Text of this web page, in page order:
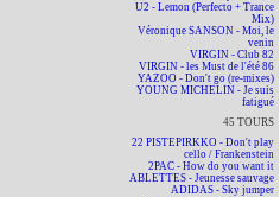
U2 - Lemon (Perfecto + Trance
Mix)
Véronique SANSON - Moi, le
venin
VIRGIN - Club 82
VIRGIN - les Must de l'été 86
YAZOO - Don't go (re-mixes)
YOUNG MICHELIN - Je suis
fatigué
45 TOURS
22 PISTEPIRKKO - Don't play
cello / Frankenstein
2PAC - How do you want it
ABLETTES - Jeunesse sauvage
ADIDAS - Sky jumper